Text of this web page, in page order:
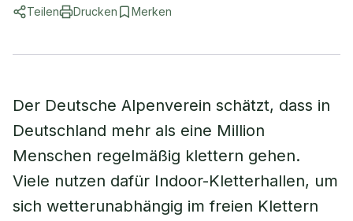
Teilen Drucken Merken
Der Deutsche Alpenverein schätzt, dass in
Deutschland mehr als eine Million
Menschen regelmäßig klettern gehen.
Viele nutzen dafür Indoor-Kletterhallen, um
sich wetterunabhängig im freien Klettern